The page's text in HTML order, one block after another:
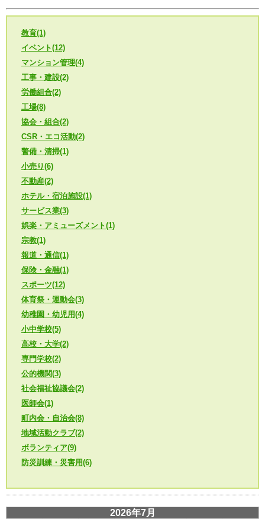
教育(1)
イベント(12)
マンション管理(4)
工事・建設(2)
労働組合(2)
工場(8)
協会・組合(2)
CSR・エコ活動(2)
警備・清掃(1)
小売り(6)
不動産(2)
ホテル・宿泊施設(1)
サービス業(3)
娯楽・アミューズメント(1)
宗教(1)
報道・通信(1)
保険・金融(1)
スポーツ(12)
体育祭・運動会(3)
幼稚園・幼児用(4)
小中学校(5)
高校・大学(2)
専門学校(2)
公的機関(3)
社会福祉協議会(2)
医師会(1)
町内会・自治会(8)
地域活動クラブ(2)
ボランティア(9)
防災訓練・災害用(6)